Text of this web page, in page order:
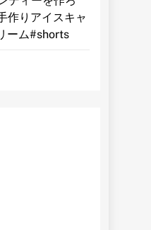
作りアイスキャ
ーム#shorts